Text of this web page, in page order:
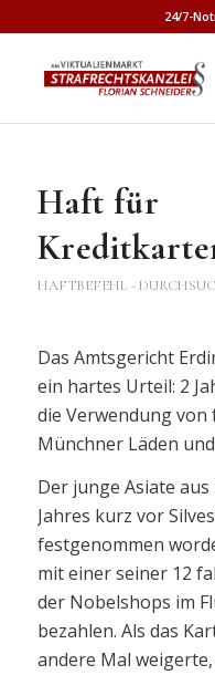
24/7-
Haft für
HAFTBEFEHL -
Das Amtsgericht
ein hartes Urteil: 2
die Verwendung
Münchner Läden
Der junge Asiate
Jahres kurz vor
festgenommen
mit einer seiner 12
der Nobelshops im
bezahlen. Als das
andere Mal